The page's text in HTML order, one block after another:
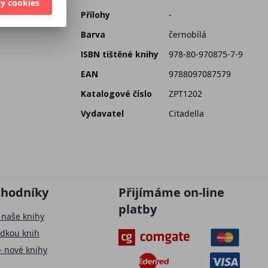
Přílohy
-
Barva
černobílá
ISBN tištěné knihy
978-80-970875-7-9
EAN
9788097087579
Katalogové číslo
ZPT1202
Vydavatel
Citadella
knihy
knih
nové knihy
Přijímáme on-line
platby
cookies